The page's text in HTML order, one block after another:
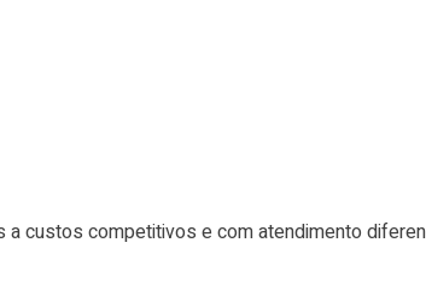
custos competitivos e com atendimento